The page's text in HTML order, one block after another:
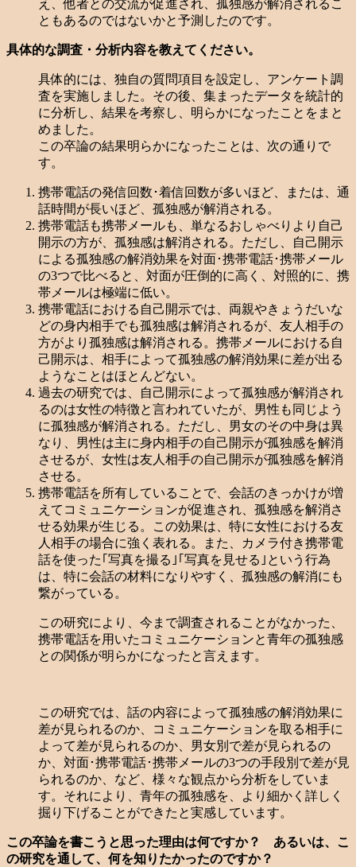
え、他者との交流が促進され、孤独感が解消されるこ
ともあるのではないかと予測したのです。
具体的な調査・分析内容を教えてください。
具体的には、独自の質問項目を設定し、アンケート調
査を実施しました。その後、集まったデータを統計的
に分析し、結果を考察し、明らかになったことをまと
めました。
この卒論の結果明らかになったことは、次の通りで
す。
携帯電話の発信回数･着信回数が多いほど、または、通
話時間が長いほど、孤独感が解消される。
携帯電話も携帯メールも、単なるおしゃべりより自己
開示の方が、孤独感は解消される。ただし、自己開示
による孤独感の解消効果を対面･携帯電話･携帯メール
の3つで比べると、対面が圧倒的に高く、対照的に、携
帯メールは極端に低い。
携帯電話における自己開示では、両親やきょうだいな
どの身内相手でも孤独感は解消されるが、友人相手の
方がより孤独感は解消される。携帯メールにおける自
己開示は、相手によって孤独感の解消効果に差が出る
ようなことはほとんどない。
過去の研究では、自己開示によって孤独感が解消され
るのは女性の特徴と言われていたが、男性も同じよう
に孤独感が解消される。ただし、男女のその中身は異
なり、男性は主に身内相手の自己開示が孤独感を解消
させるが、女性は友人相手の自己開示が孤独感を解消
させる。
携帯電話を所有していることで、会話のきっかけが増
えてコミュニケーションが促進され、孤独感を解消さ
せる効果が生じる。この効果は、特に女性における友
人相手の場合に強く表れる。また、カメラ付き携帯電
話を使った｢写真を撮る｣｢写真を見せる｣という行為
は、特に会話の材料になりやすく、孤独感の解消にも
繋がっている。
この研究により、今まで調査されることがなかった、
携帯電話を用いたコミュニケーションと青年の孤独感
との関係が明らかになったと言えます。
この研究では、話の内容によって孤独感の解消効果に
差が見られるのか、コミュニケーションを取る相手に
よって差が見られるのか、男女別で差が見られるの
か、対面･携帯電話･携帯メールの3つの手段別で差が見
られるのか、など、様々な観点から分析をしていま
す。それにより、青年の孤独感を、より細かく詳しく
掘り下げることができたと実感しています。
この卒論を書こうと思った理由は何ですか？ あるいは、こ
の研究を通して、何を知りたかったのですか？